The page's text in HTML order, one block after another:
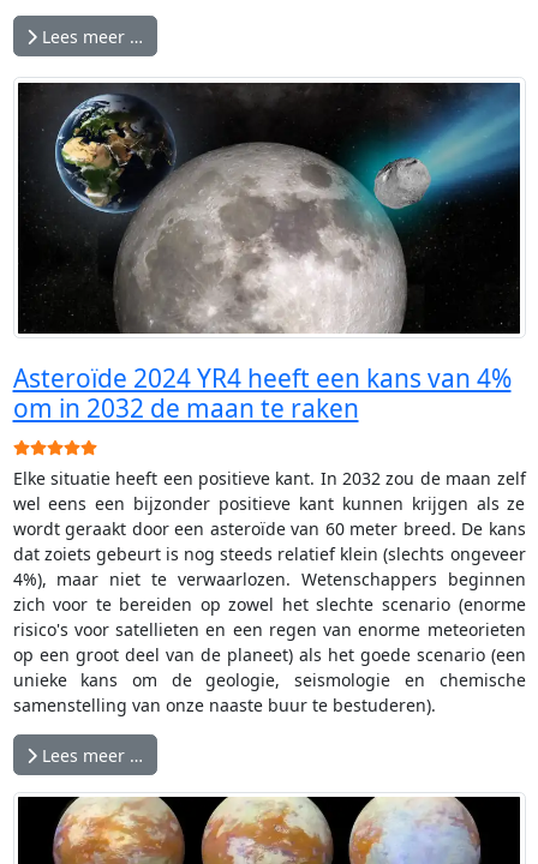
Lees meer …
Asteroïde 2024 YR4 heeft een kans van 4%
om in 2032 de maan te raken
Gebruikerswaardering:
Elke situatie heeft een positieve kant. In 2032 zou de maan zelf
wel eens een bijzonder positieve kant kunnen krijgen als ze
wordt geraakt door een asteroïde van 60 meter breed. De kans
dat zoiets gebeurt is nog steeds relatief klein (slechts ongeveer
4%), maar niet te verwaarlozen. Wetenschappers beginnen
zich voor te bereiden op zowel het slechte scenario (enorme
risico's voor satellieten en een regen van enorme meteorieten
op een groot deel van de planeet) als het goede scenario (een
unieke kans om de geologie, seismologie en chemische
samenstelling van onze naaste buur te bestuderen).
Lees meer …